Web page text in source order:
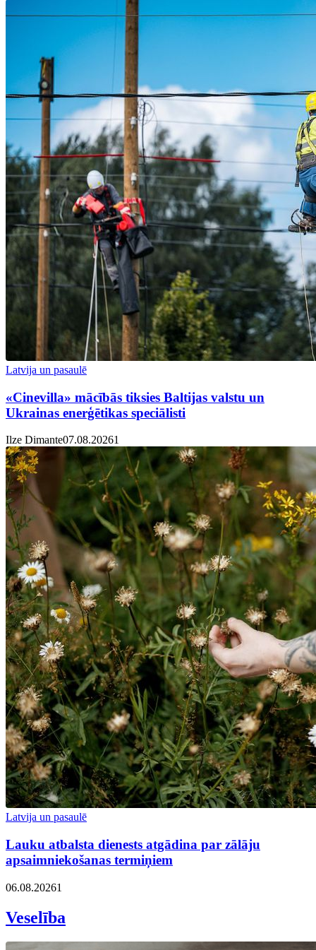
Latvija un pasaulē
«Cinevilla» mācībās tiksies Baltijas valstu un
Ukrainas enerģētikas speciālisti
Ilze Dimante07.08.20261
Latvija un pasaulē
Lauku atbalsta dienests atgādina par zālāju
apsaimniekošanas termiņiem
06.08.20261
Veselība